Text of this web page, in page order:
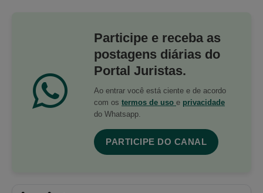
Participe e receba as
postagens diárias do
Portal Juristas.
Ao entrar você está ciente e de acordo
com os termos de uso e privacidade
do Whatsapp.
PARTICIPE DO CANAL